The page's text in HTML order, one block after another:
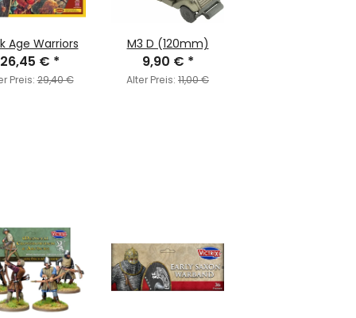
Age Warriors
26,45 € *
Preis:29,40 €
M3 D (120mm)
9,90 € *
Alter Preis: 11,00 €